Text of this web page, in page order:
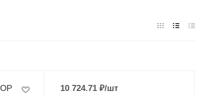
10 724.71 ₽/шт